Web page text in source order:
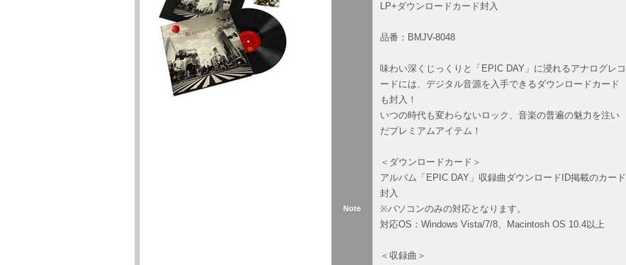
Note
LP+ダウンロードカード封入
品番：BMJV-8048
味わい深くじっくりと「EPIC DAY」に浸れるアナログレコ
ードには、デジタル音源を入手できるダウンロードカード
も封入！
いつの時代も変わらないロック、音楽の普遍の魅力を注い
だプレミアムアイテム！
＜ダウンロードカード＞
アルバム「EPIC DAY」収録曲ダウンロードID掲載のカード
封入
※パソコンのみの対応となります。
対応OS：Windows Vista/7/8、Macintosh OS 10.4以上
＜収録曲＞